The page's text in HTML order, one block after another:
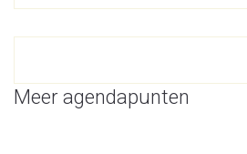
Meer agendapunten